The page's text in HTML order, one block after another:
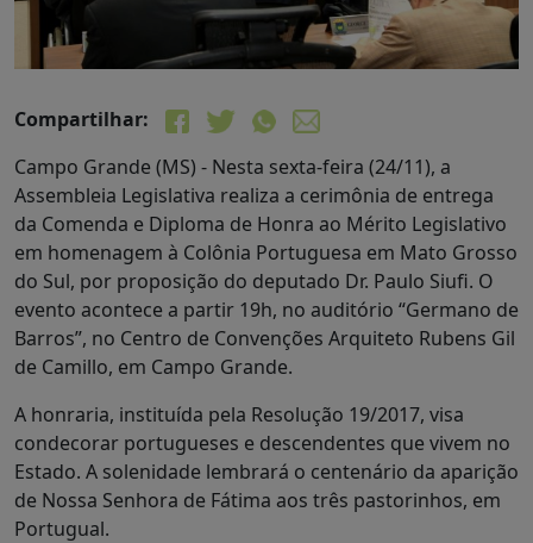
Compartilhar:
Campo Grande (MS) - Nesta sexta-feira (24/11), a
Assembleia Legislativa realiza a cerimônia de entrega
da Comenda e Diploma de Honra ao Mérito Legislativo
em homenagem à Colônia Portuguesa em Mato Grosso
do Sul, por proposição do deputado Dr. Paulo Siufi. O
evento acontece a partir 19h, no auditório “Germano de
Barros”, no Centro de Convenções Arquiteto Rubens Gil
de Camillo, em Campo Grande.
A honraria, instituída pela Resolução 19/2017, visa
condecorar portugueses e descendentes que vivem no
Estado. A solenidade lembrará o centenário da aparição
de Nossa Senhora de Fátima aos três pastorinhos, em
Portugual.